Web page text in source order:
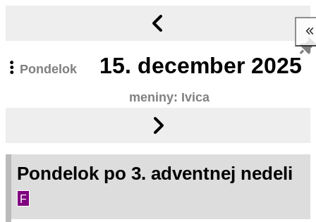
Pondelok 15. december 2025
meniny: Ivica
Pondelok po 3. adventnej nedeli
F